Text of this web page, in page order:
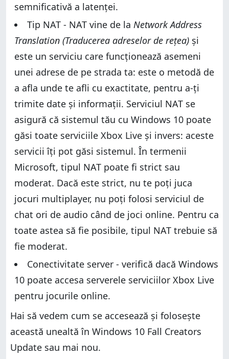
semnificativă a latenței.
Tip NAT - NAT vine de la Network Address
Translation (Traducerea adreselor de rețea) și
este un serviciu care funcționează asemeni
unei adrese de pe strada ta: este o metodă de
a afla unde te afli cu exactitate, pentru a-ți
trimite date și informații. Serviciul NAT se
asigură că sistemul tău cu Windows 10 poate
găsi toate serviciile Xbox Live și invers: aceste
servicii îți pot găsi sistemul. În termenii
Microsoft, tipul NAT poate fi strict sau
moderat. Dacă este strict, nu te poți juca
jocuri multiplayer, nu poți folosi serviciul de
chat ori de audio când de joci online. Pentru ca
toate astea să fie posibile, tipul NAT trebuie să
fie moderat.
Conectivitate server - verifică dacă Windows
10 poate accesa serverele serviciilor Xbox Live
pentru jocurile online.
Hai să vedem cum se accesează și folosește
această unealtă în Windows 10 Fall Creators
Update sau mai nou.